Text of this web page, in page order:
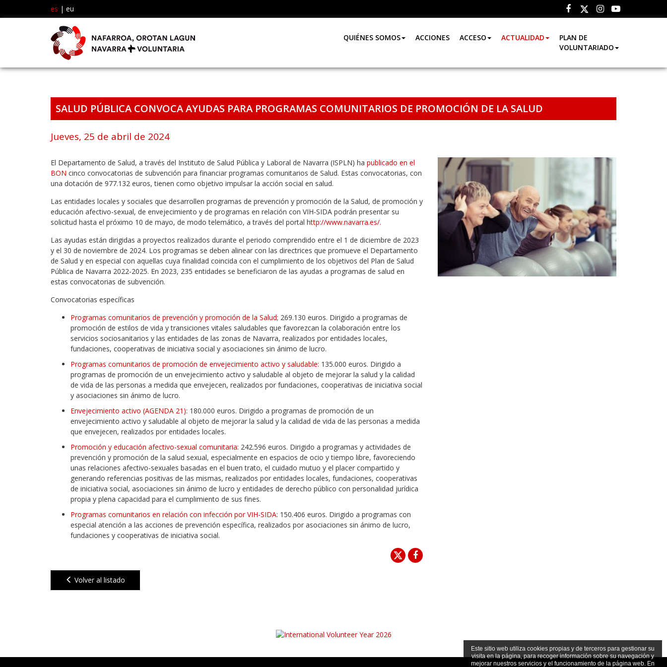
Este sitio web utiliza cookies propias y de terceros para gestionar su
visita en la página, para recoger información sobre su navegación y
mejorar nuestros servicios y el funcionamiento de la página web. En
es | eu
Facebook
Twitter
Instagram
Youtube
QUIÉNES SOMOS ACCIONES ACCESO ACTUALIDAD
PLAN DE
VOLUNTARIADO
SALUD PÚBLICA CONVOCA AYUDAS PARA PROGRAMAS COMUNITARIOS DE PROMOCIÓN DE LA SALUD
Jueves, 25 de abril de 2024
El Departamento de Salud, a través del Instituto de Salud Pública y Laboral de Navarra (ISPLN) ha publicado en el
BON cinco convocatorias de subvención para financiar programas comunitarios de Salud. Estas convocatorias, con
una dotación de 977.132 euros, tienen como objetivo impulsar la acción social en salud.
Las entidades locales y sociales que desarrollen programas de prevención y promoción de la Salud, de promoción y
educación afectivo-sexual, de envejecimiento y de programas en relación con VIH-SIDA podrán presentar su
solicitud hasta el próximo 10 de mayo, de modo telemático, a través del portal http://www.navarra.es/.
Las ayudas están dirigidas a proyectos realizados durante el periodo comprendido entre el 1 de diciembre de 2023
y el 30 de noviembre de 2024. Los programas se deben alinear con las directrices que promueve el Departamento
de Salud y en especial con aquellas cuya finalidad coincida con el cumplimiento de los objetivos del Plan de Salud
Pública de Navarra 2022-2025. En 2023, 235 entidades se beneficiaron de las ayudas a programas de salud en
estas convocatorias de subvención.
Convocatorias específicas
Programas comunitarios de prevención y promoción de la Salud; 269.130 euros. Dirigido a programas de
promoción de estilos de vida y transiciones vitales saludables que favorezcan la colaboración entre los
servicios sociosanitarios y las entidades de las zonas de Navarra, realizados por entidades locales,
fundaciones, cooperativas de iniciativa social y asociaciones sin ánimo de lucro.
Programas comunitarios de promoción de envejecimiento activo y saludable: 135.000 euros. Dirigido a
programas de promoción de un envejecimiento activo y saludable al objeto de mejorar la salud y la calidad
de vida de las personas a medida que envejecen, realizados por fundaciones, cooperativas de iniciativa social
y asociaciones sin ánimo de lucro.
Envejecimiento activo (AGENDA 21): 180.000 euros. Dirigido a programas de promoción de un
envejecimiento activo y saludable al objeto de mejorar la salud y la calidad de vida de las personas a medida
que envejecen, realizados por entidades locales.
Promoción y educación afectivo-sexual comunitaria: 242.596 euros. Dirigido a programas y actividades de
prevención y promoción de la salud sexual, especialmente en espacios de ocio y tiempo libre, favoreciendo
unas relaciones afectivo-sexuales basadas en el buen trato, el cuidado mutuo y el placer compartido y
generando referencias positivas de las mismas, realizados por entidades locales, fundaciones, cooperativas
de iniciativa social, asociaciones sin ánimo de lucro y entidades de derecho público con personalidad jurídica
propia y plena capacidad para el cumplimiento de sus fines.
Programas comunitarios en relación con infección por VIH-SIDA: 150.406 euros. Dirigido a programas con
especial atención a las acciones de prevención específica, realizados por asociaciones sin ánimo de lucro,
fundaciones y cooperativas de iniciativa social.
Volver al listado